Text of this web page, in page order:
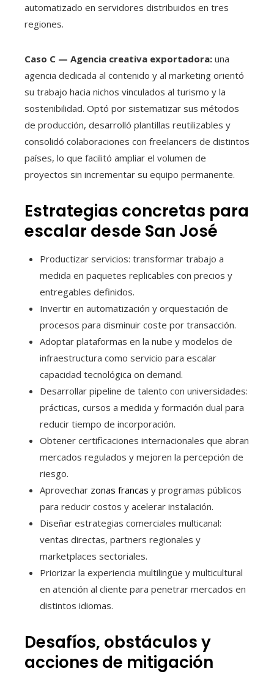
automatizado en servidores distribuidos en tres
regiones.
Caso C — Agencia creativa exportadora: una
agencia dedicada al contenido y al marketing orientó
su trabajo hacia nichos vinculados al turismo y la
sostenibilidad. Optó por sistematizar sus métodos
de producción, desarrolló plantillas reutilizables y
consolidó colaboraciones con freelancers de distintos
países, lo que facilitó ampliar el volumen de
proyectos sin incrementar su equipo permanente.
Estrategias concretas para
escalar desde San José
Productizar servicios: transformar trabajo a
medida en paquetes replicables con precios y
entregables definidos.
Invertir en automatización y orquestación de
procesos para disminuir coste por transacción.
Adoptar plataformas en la nube y modelos de
infraestructura como servicio para escalar
capacidad tecnológica on demand.
Desarrollar pipeline de talento con universidades:
prácticas, cursos a medida y formación dual para
reducir tiempo de incorporación.
Obtener certificaciones internacionales que abran
mercados regulados y mejoren la percepción de
riesgo.
Aprovechar zonas francas y programas públicos
para reducir costos y acelerar instalación.
Diseñar estrategias comerciales multicanal:
ventas directas, partners regionales y
marketplaces sectoriales.
Priorizar la experiencia multilingüe y multicultural
en atención al cliente para penetrar mercados en
distintos idiomas.
Desafíos, obstáculos y
acciones de mitigación